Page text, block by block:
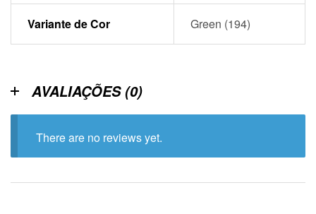
Variante de Cor Green (194)
AVALIAÇÕES (0)
There are no reviews yet.